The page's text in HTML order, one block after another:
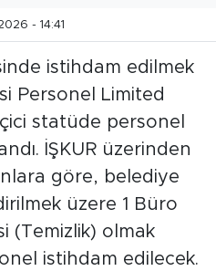
- 14:41
istihdam edilmek
Personel Limited
statüde personel
İŞKUR üzerinden
göre, belediye
üzere 1 Büro
(Temizlik) olmak
istihdam edilecek.